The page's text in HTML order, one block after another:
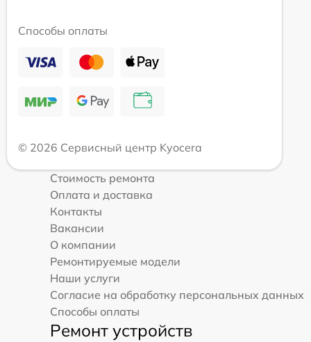
Способы оплаты
© 2026 Сервисный центр Kyocera
Стоимость ремонта
Оплата и доставка
Контакты
Вакансии
О компании
Ремонтируемые модели
Наши услуги
Согласие на обработку персональных данных
Способы оплаты
Ремонт устройств